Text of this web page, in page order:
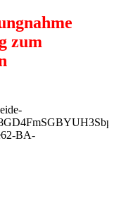
zum
BA-